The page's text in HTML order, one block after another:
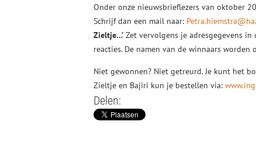
Onder onze nieuwsbrieflezers van oktober
Schrijf dan een mail naar:
Zieltje…’ Zet vervolgens je adresgegevens
reacties. De namen van de winnaars worden
Niet gewonnen? Niet getreurd. Je kunt het
Zieltje en Bajiri kun je bestellen via:
Delen: